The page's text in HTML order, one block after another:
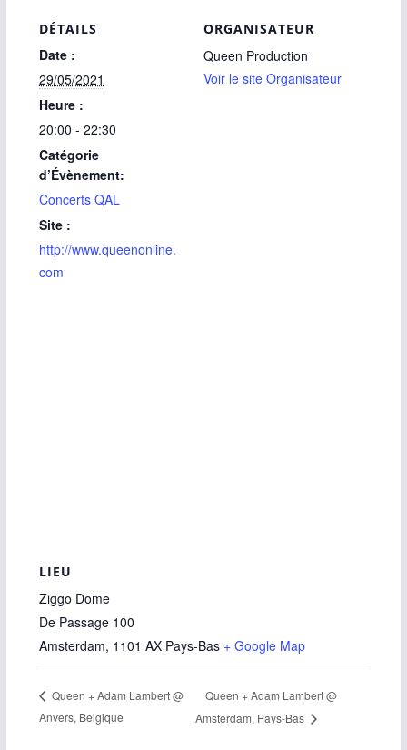
DÉTAILS
Date :
29/05/2021
Heure :
20:00 - 22:30
Catégorie
d’Évènement:
Concerts QAL
Site :
http://www.queenonline.
com
ORGANISATEUR
Queen Production
Voir le site Organisateur
LIEU
Ziggo Dome
De Passage 100
Amsterdam, 1101 AX Pays-Bas + Google Map
Queen + Adam Lambert @
Anvers, Belgique
Queen + Adam Lambert @
Amsterdam, Pays-Bas